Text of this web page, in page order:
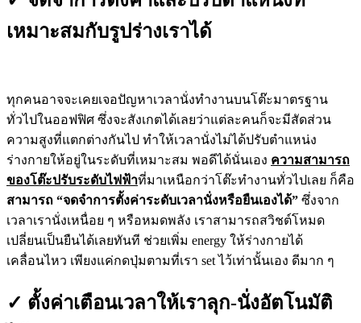
เหมาะสมกับรูปร่างเราได้
ทุกคนอาจจะเคยเจอปัญหาเวลานั่งทำงานบนโต๊ะมาตรฐาน
ทั่วไปในออฟฟิศ ซึ่งจะสังเกตได้เลยว่าแต่ละคนก็จะมีสัดส่วน
ความสูงที่แตกต่างกันไป ทำให้เวลานั่งไม่ได้ปรับตำแหน่ง
ร่างกายให้อยู่ในระดับที่เหมาะสม พอดีได้นั่นเอง ความสามารถ
ของโต๊ะปรับระดับไฟฟ้าที่มาเหนือกว่าโต๊ะทำงานทั่วไปเลย ก็คือ
สามารถ “จดจำการตั้งค่าระดับเวลานั่งหรือยืนเองได้” ซึ่งจาก
เวลาเรานั่งเหนื่อย ๆ หรือหมดพลัง เราสามารถสวิชต์โหมด
เปลี่ยนเป็นยืนได้เลยทันที ช่วยเพิ่ม energy ให้ร่างกายได้
เคลื่อนไหว เพียงแค่กดปุ่มตามที่เรา set ไว้เท่านั้นเอง ดีมาก ๆ
✓ ตั้งค่าเตือนเวลาให้เราลุก-นั่งอัตโนมัติ